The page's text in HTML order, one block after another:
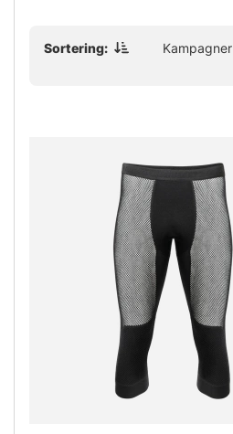
Sortering: Kampagner